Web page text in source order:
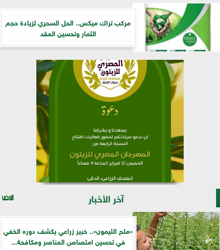
مركب تراك ميكس.. الحل السحري لزيادة حجم
الثمار وتحسين العقد
آخر الأخبار
«ملح الليمون».. خبير زراعي يكشف دوره الخفي
في تحسين امتصاص العناصر ومكافحة...